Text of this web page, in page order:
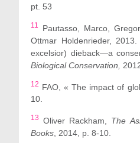
pt. 53
11
Pautasso, Marco,
Ottmar Holdenrieder,
excelsior) dieback—a
Biological Conservation,
12 FAO, « The impact of
10.
13 Oliver Rackham, The
Books, 2014, p. 8-10.